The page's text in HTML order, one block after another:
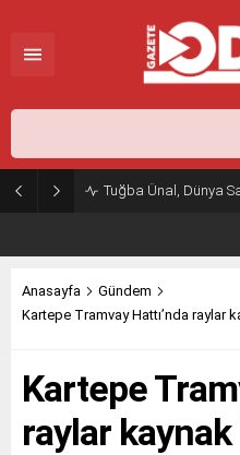
Anasayfa
Gündem
Kartepe Tramvay Hattı’nda raylar
Kartepe
raylar